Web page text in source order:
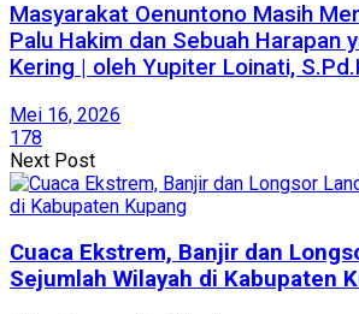
Masyarakat Oenuntono Masih
Palu Hakim dan Sebuah Harapan
Kering | oleh Yupiter Loinati,
Mei 16, 2026
178
Next Post
Cuaca Ekstrem, Banjir dan
Sejumlah Wilayah di Kabupaten